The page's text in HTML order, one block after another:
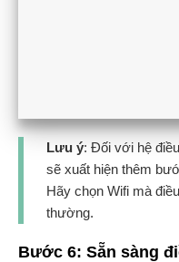
Lưu ý: Đối với hệ
sẽ xuất hiện thêm
Hãy chọn Wifi mà
thường.
Bước 6: Sẵn sàng